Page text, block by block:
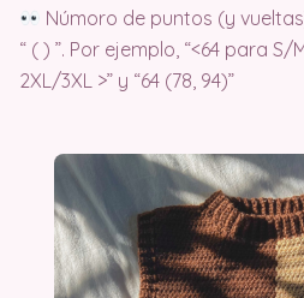
Númoro de puntos (y
“ ( ) ”. Por ejemplo, “<64 para
2XL/3XL >” y “64 (78, 94)”